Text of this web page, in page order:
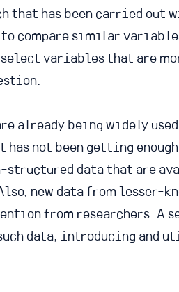
that has been carried out
compare similar
variables that are
already being widely
not been getting
structured data that are
new data from lesser-
from researchers. A
data, introducing and